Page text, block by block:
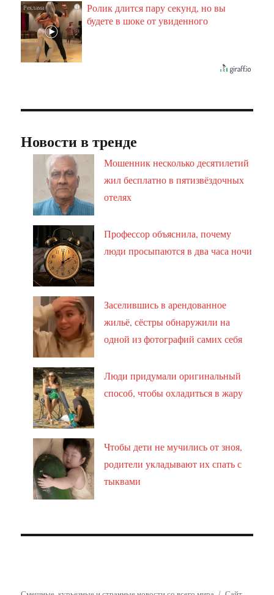
i
Ролик длится пару секунд, но вы
будете в шоке от увиденного
Новости в тренде
Мошенник несколько десятилетий
жил бесплатно в пятизвёздочных
отелях
Профессор объяснила, почему
люди просыпаются в два часа ночи
Заселившись в арендованное
жильё, сёстры обнаружили на
одной из фотографий самих себя
Люди придумали оригинальный
способ, чтобы охладиться в жару
Чтобы дети не мучились от зноя,
родители укладывают их спать с
тыквами